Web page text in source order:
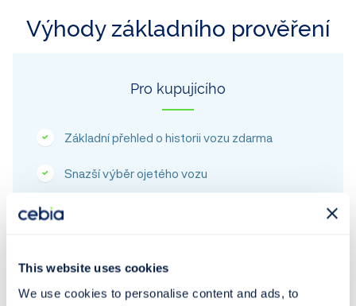
This website uses cookies
We use cookies to personalise content and ads, to
Výhody základního prověření
Pro kupujícího
Základní přehled o historii vozu zdarma
Snazší výběr ojetého vozu